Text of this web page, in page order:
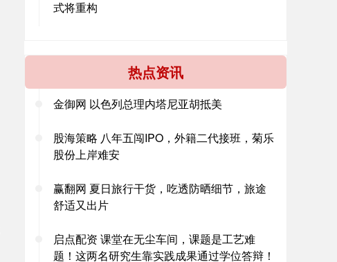
式将重构
热点资讯
金御网 以色列总理内塔尼亚胡抵美
股海策略 八年五闯IPO，外籍二代接班，菊乐
股份上岸难安
赢翻网 夏日旅行干货，吃透防晒细节，旅途
舒适又出片
启点配资 课堂在无尘车间，课题是工艺难
题！这两名研究生靠实践成果通过学位答辩！